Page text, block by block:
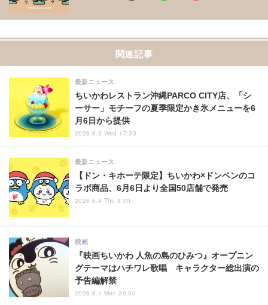
関連記事
ちいかわレストラン沖縄PARCO CITY店、「シ
ーサー」モチーフの夏季限定かき氷メニューを6
月6日から提供
最新ニュース
2026.6.3 Wed 17:30
【ドン・キホーテ限定】ちいかわ×ドンペンのコ
ラボ商品、6月6日より全国50店舗で発売
最新ニュース
2026.6.4 Thu 8:00
『映画ちいかわ 人魚の島のひみつ』オープニン
グテーマはハチワレ歌唱 キャラクター総出演の
予告編解禁
映画
2026.6.1 Mon 20:00